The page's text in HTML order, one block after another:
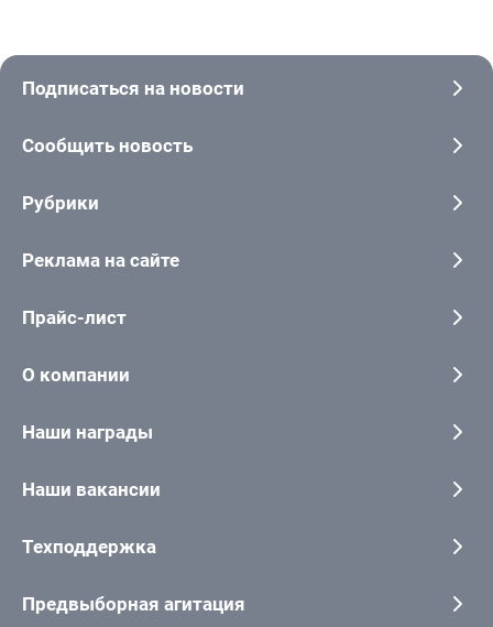
Подписаться на новости
Сообщить новость
Рубрики
Реклама на сайте
Прайс-лист
О компании
Наши награды
Наши вакансии
Техподдержка
Предвыборная агитация